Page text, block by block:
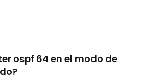
ospf 64 en el modo de